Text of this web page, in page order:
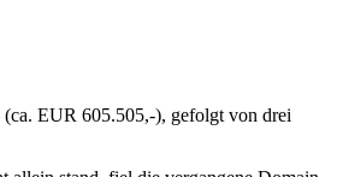
EUR 605.505,-), gefolgt von drei